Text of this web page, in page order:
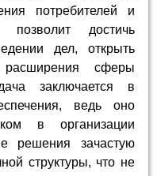
потребителей и
позволит достичь
дел, открыть
сферы
заключается в
ведь оно
в организации
решения зачастую
структуры, что не